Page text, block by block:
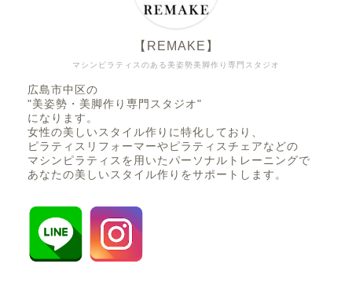
マシンピラティスのある美姿勢美脚作り専門スタジオ
【REMAKE】
広島市中区の
"美姿勢・美脚作り専門スタジオ"
になります。
女性の美しいスタイル作りに特化しており、
ピラティスリフォーマーやピラティスチェアなどの
マシンピラティスを用いたパーソナルトレーニングで
あなたの美しいスタイル作りをサポートします。